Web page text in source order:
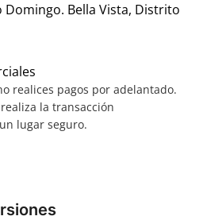
Domingo. Bella Vista, Distrito
realices pagos por adelantado.
la transacción
lugar seguro.